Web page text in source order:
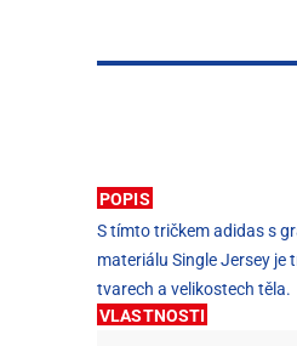
POPIS
S tímto tričkem adidas s
materiálu Single Jersey je
tvarech a velikostech těla.
VLASTNOSTI